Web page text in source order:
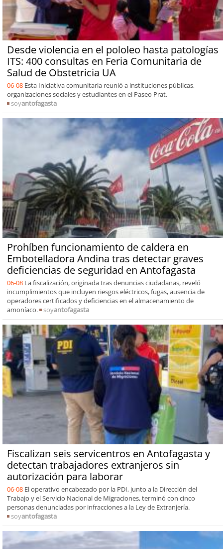
Desde violencia en el pololeo hasta patologías
ITS: 400 consultas en Feria Comunitaria de
Salud de Obstetricia UA
06-08 Esta Iniciativa comunitaria reunió a instituciones públicas,
organizaciones sociales y estudiantes en el Paseo Prat.
soyantofagasta
Prohíben funcionamiento de caldera en
Embotelladora Andina tras detectar graves
deficiencias de seguridad en Antofagasta
06-08 La fiscalización, originada tras denuncias ciudadanas, reveló
incumplimientos que incluyen riesgos eléctricos, fugas, ausencia de
operadores certificados y deficiencias en el almacenamiento de
amoníaco.
soyantofagasta
Fiscalizan seis servicentros en Antofagasta y
detectan trabajadores extranjeros sin
autorización para laborar
06-08 El operativo encabezado por la PDI, junto a la Dirección del
Trabajo y el Servicio Nacional de Migraciones, terminó con cinco
personas denunciadas por infracciones a la Ley de Extranjería.
soyantofagasta